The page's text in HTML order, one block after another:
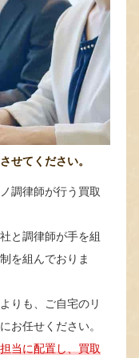
せてください。
調律師が行う買取
と調律師が手を組
を組んでおりま
りも、ご自宅のリ
お任せください。
当に配置し、買取